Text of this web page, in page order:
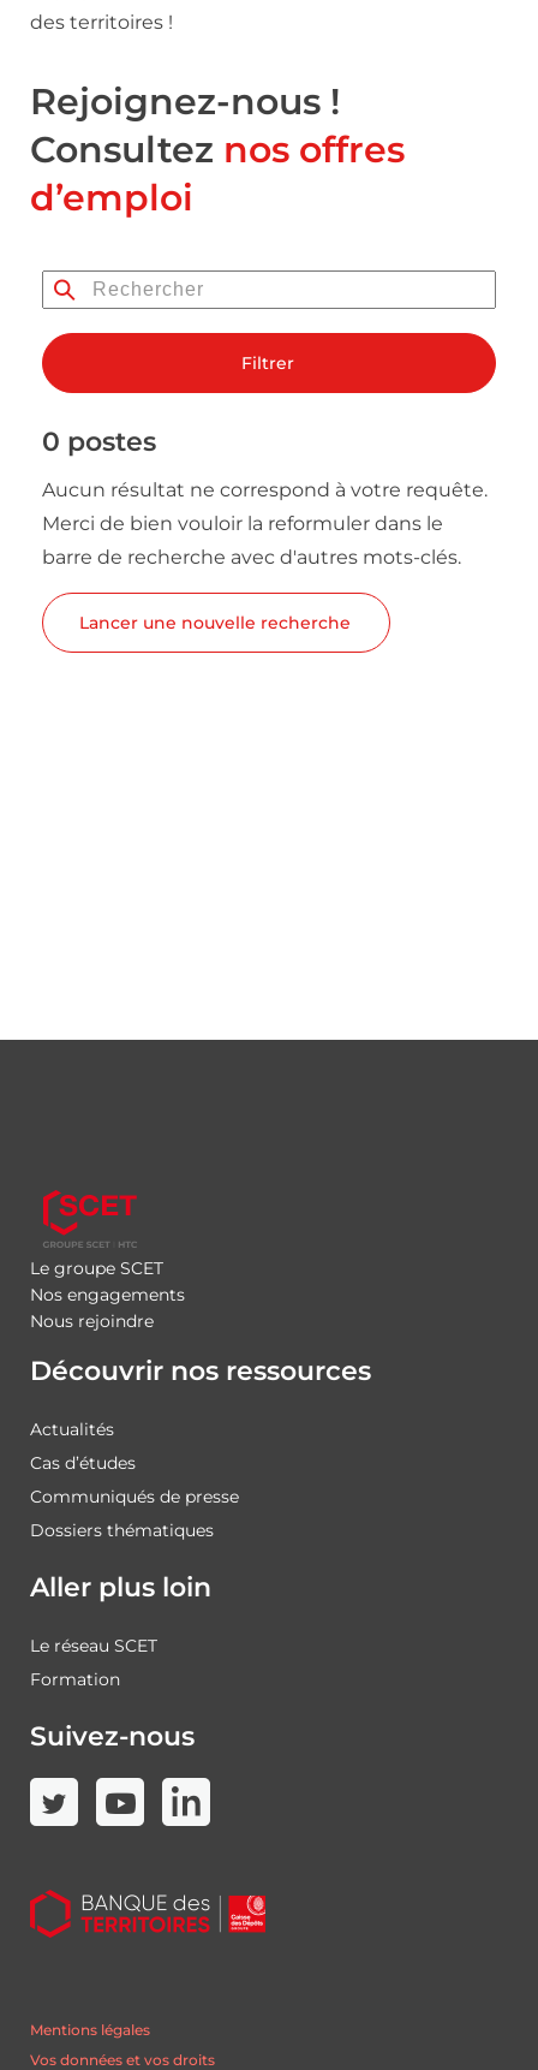
des territoires !
Rejoignez-nous !
Consultez nos offres
d’emploi
Filtrer
0 postes
Aucun résultat ne correspond à votre requête.
Merci de bien vouloir la reformuler dans le
barre de recherche avec d'autres mots-clés.
Lancer une nouvelle recherche
Le groupe SCET
Nos engagements
Nous rejoindre
Découvrir nos ressources
Actualités
Cas d’études
Communiqués de presse
Dossiers thématiques
Aller plus loin
Le réseau SCET
Formation
Suivez-nous
Mentions légales
Vos données et vos droits